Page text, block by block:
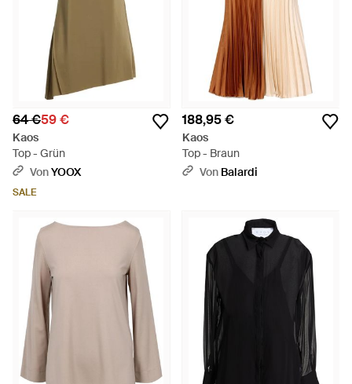
64 €59 €
Kaos
Top - Grün
VonYOOX
SALE
188,95 €
Kaos
Top - Braun
Von Balardi